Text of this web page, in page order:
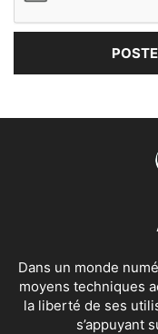
Dans un monde
moyens techniques
la liberté de ses
s’appuyant